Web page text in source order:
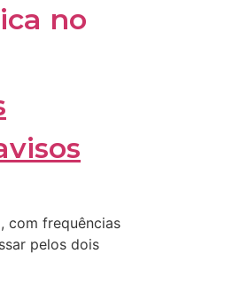
no
com frequências
pelos dois